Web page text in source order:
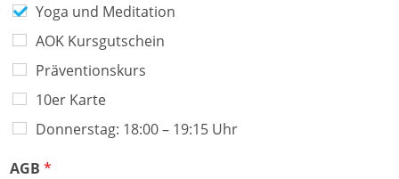
Yoga und Meditation
AOK Kursgutschein
Präventionskurs
10er Karte
Donnerstag: 18:00 – 19:15 Uhr
AGB *